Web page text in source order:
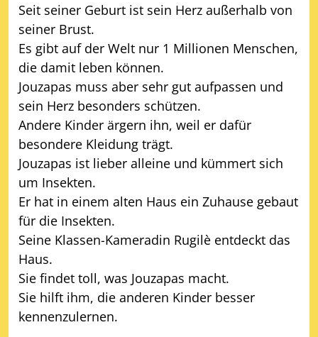
Seit seiner Geburt ist sein Herz außerhalb von
seiner Brust.
Es gibt auf der Welt nur 1 Millionen Menschen,
die damit leben können.
Jouzapas muss aber sehr gut aufpassen und
sein Herz besonders schützen.
Andere Kinder ärgern ihn, weil er dafür
besondere Kleidung trägt.
Jouzapas ist lieber alleine und kümmert sich
um Insekten.
Er hat in einem alten Haus ein Zuhause gebaut
für die Insekten.
Seine Klassen-Kameradin Rugilè entdeckt das
Haus.
Sie findet toll, was Jouzapas macht.
Sie hilft ihm, die anderen Kinder besser
kennenzulernen.